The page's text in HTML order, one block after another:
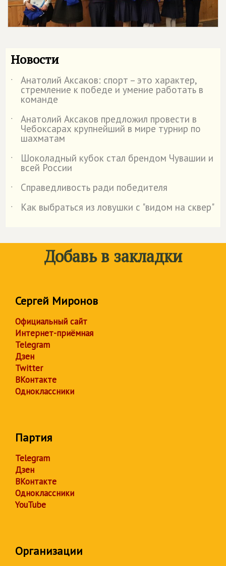
Новости
˙ Анатолий Аксаков: спорт – это характер,
стремление к победе и умение работать в
команде
˙
Анатолий Аксаков предложил провести в
Чебоксарах крупнейший в мире турнир по
шахматам
˙
Шоколадный кубок стал брендом Чувашии и
всей России
˙
Справедливость ради победителя
˙
Как выбраться из ловушки с "видом на сквер"
Добавь в закладки
Сергей Миронов
Официальный сайт
Интернет-приёмная
Telegram
Дзен
Twitter
ВКонтакте
Одноклассники
Партия
Telegram
Дзен
ВКонтакте
Одноклассники
YouTube
Организации